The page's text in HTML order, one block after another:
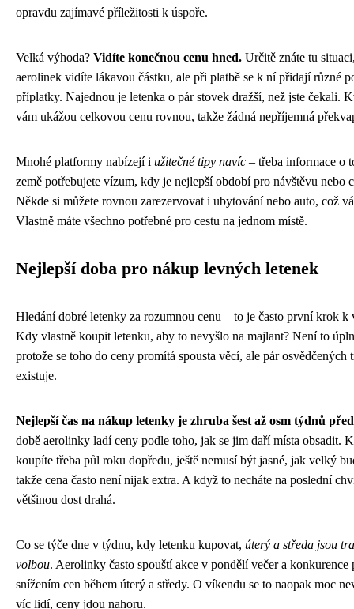
opravdu zajímavé příležitosti k úspoře.
Velká výhoda? Vidíte konečnou cenu hned. Určitě znáte tu
aerolinek vidíte lákavou částku, ale při platbě se k ní přidají různé
příplatky. Najednou je letenka o pár stovek dražší, než jste čekali.
vám ukážou celkovou cenu rovnou, takže žádná nepříjemná
Mnohé platformy nabízejí i užitečné tipy navíc – třeba informace o
země potřebujete vízum, kdy je nejlepší období pro návštěvu nebo
Někde si můžete rovnou zarezervovat i ubytování nebo auto, což
Vlastně máte všechno potřebné pro cestu na jednom místě.
Nejlepší doba pro nákup levných letenek
Hledání dobré letenky za rozumnou cenu – to je často první krok k
Kdy vlastně koupit letenku, aby to nevyšlo na majlant? Není to
protože se toho do ceny promítá spousta věcí, ale pár osvědčených
existuje.
Nejlepší čas na nákup letenky je zhruba šest až osm týdnů
době aerolinky ladí ceny podle toho, jak se jim daří místa obsadit.
koupíte třeba půl roku dopředu, ještě nemusí být jasné, jak velký
takže cena často není nijak extra. A když to necháte na poslední
většinou dost drahá.
Co se týče dne v týdnu, kdy letenku kupovat, úterý a středa jsou
volbou. Aerolinky často spouští akce v pondělí večer a konkurence
snížením cen během úterý a středy. O víkendu se to naopak moc
víc lidí, ceny jdou nahoru.